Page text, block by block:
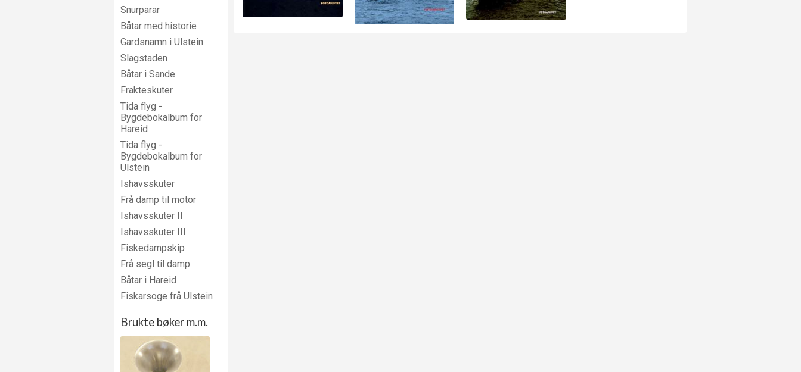
Snurparar
Båtar med historie
Gardsnamn i Ulstein
Slagstaden
Båtar i Sande
Frakteskuter
Tida flyg -
Bygdebokalbum for
Hareid
Tida flyg -
Bygdebokalbum for
Ulstein
Ishavsskuter
Frå damp til motor
Ishavsskuter II
Ishavsskuter III
Fiskedampskip
Frå segl til damp
Båtar i Hareid
Fiskarsoge frå Ulstein
Brukte bøker m.m.